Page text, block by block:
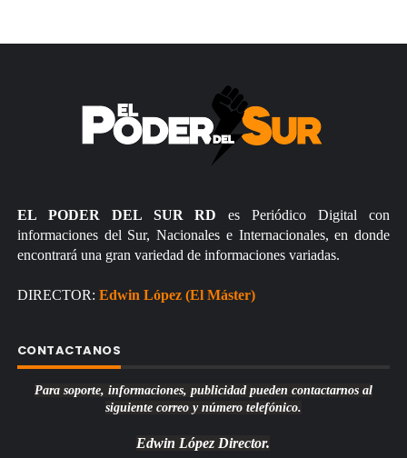
EL PODER DEL SUR RD es Periódico Digital con
informaciones del Sur, Nacionales e Internacionales, en donde
encontrará una gran variedad de informaciones variadas.
DIRECTOR: Edwin López (El Máster)
CONTACTANOS
Para soporte, informaciones, publicidad pueden contactarnos al
siguiente correo y número telefónico.
Edwin López Director.